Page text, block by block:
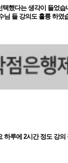
했다는 생각이 들었
님 들 강의도 훌륭 하였
루에 2시간 정도 강